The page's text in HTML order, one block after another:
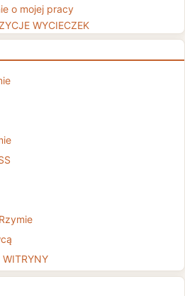
o mojej pracy
WYCIECZEK
WITRYNY